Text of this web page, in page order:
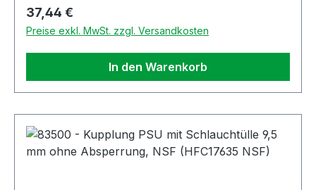
Regulärer Preis:
37,44 €
Preise exkl. MwSt. zzgl. Versandkosten
In den Warenkorb